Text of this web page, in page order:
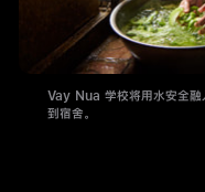
Vay Nua 学校将用水安全融
到宿舍。